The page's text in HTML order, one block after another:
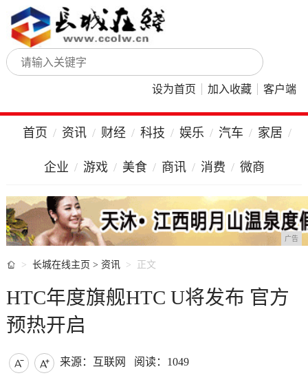
设为首页 加入收藏 客户端
首页 资讯 财经 科技 娱乐 汽车 家居
企业 游戏 美食 商讯 消费 微商
广告
 长城在线主页 > 资讯 正文
HTC年度旗舰HTC U将发布 官方
预热开启
  来源：互联网 阅读：1049